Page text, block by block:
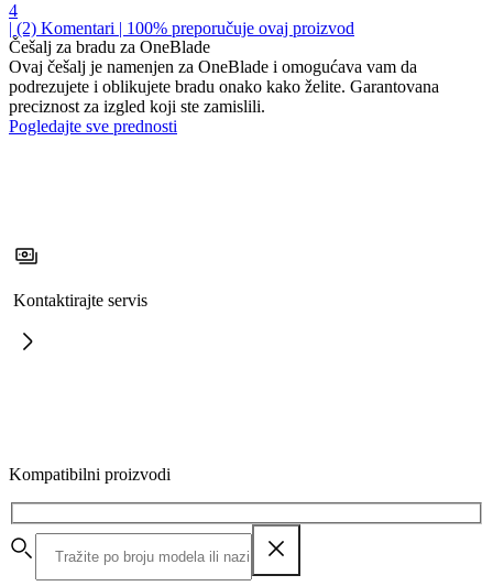
4
| (2) Komentari | 100% preporučuje ovaj proizvod
Češalj za bradu za OneBlade
Ovaj češalj je namenjen za OneBlade i omogućava vam da
podrezujete i oblikujete bradu onako kako želite. Garantovana
preciznost za izgled koji ste zamislili.
Pogledajte sve prednosti
Kontaktirajte servis
Kompatibilni proizvodi